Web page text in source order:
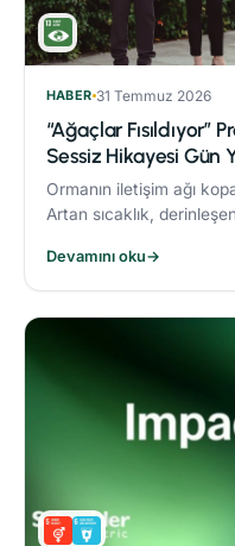
HABER 31 Temmuz 2026
“Ağaçlar Fısıldıyor”
Sessiz Hikayesi Gün
Ormanın iletişim ağı
Artan sıcaklık,
getiriyor.
Devamını oku→